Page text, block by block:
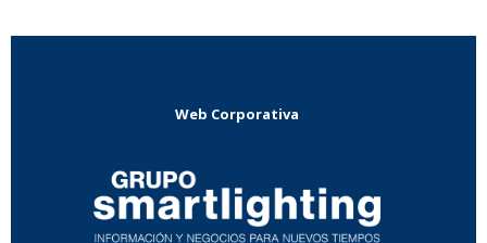
Web Corporativa